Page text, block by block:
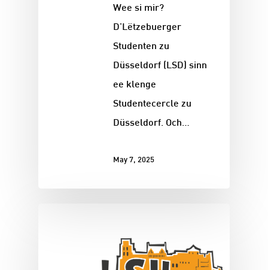
Wee si mir?
D'Lëtzebuerger
Studenten zu
Düsseldorf (LSD) sinn
ee klenge
Studentecercle zu
Düsseldorf. Och…
May 7, 2025